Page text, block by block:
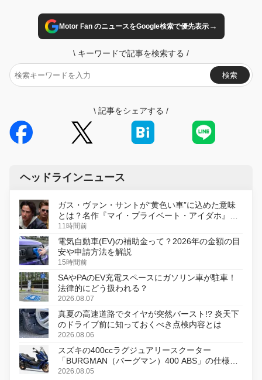
Motor Fan のニュースをGoogle検索で優先表示→
\ キーワードで記事を検索する /
検索
\ 記事をシェアする /
ヘッドラインニュース
ガス・ヴァン・サントが“黄色い車”に込めた意味
とは？名作『マイ・プライベート・アイダホ』が
初のデジタルリマスター版で復活
11時間前
電気自動車(EV)の補助金って？2026年の金額の目
安や申請方法を解説
15時間前
SAやPAのEV充電スペースにガソリン車が駐車！
法律的にどう扱われる？
2026.08.07
真夏の高速道路でタイヤが突然バースト!? 炎天下
のドライブ前に知っておくべき点検内容とは
2026.08.06
スズキの400ccラグジュアリースクーター
「BURGMAN（バーグマン）400 ABS」の仕様を
変更し、8月18日に発売
2026.08.05